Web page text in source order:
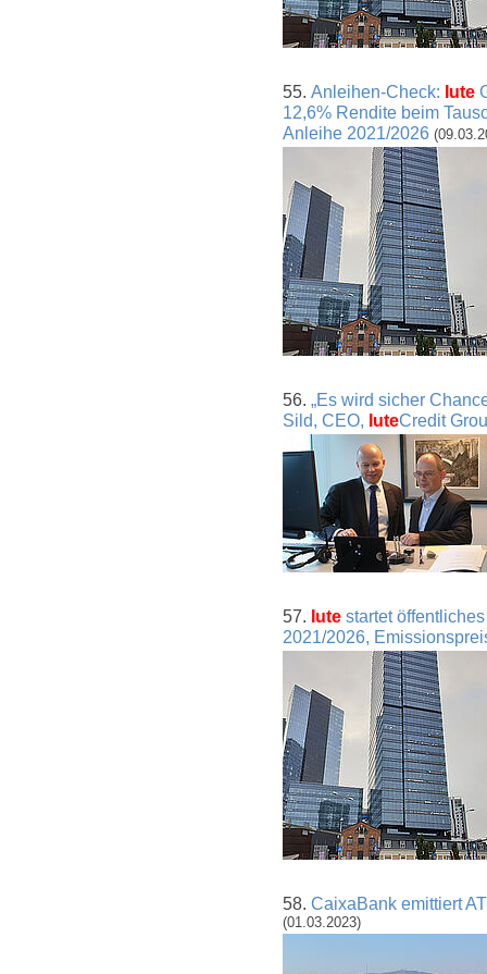
55. Anleihen-Check: Iute
12,6% Rendite beim
Anleihe 2021/2026
56.
„Es wird sicher
Sild, CEO, IuteCredit
57. Iute startet
2021/2026,
58. CaixaBank emittiert
(01.03.2023)